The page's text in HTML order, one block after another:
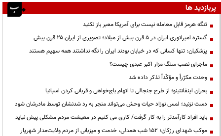
پربازدید ها
تنگه هرمز قابل معامله نیست برای آمریکا معبر باز نکنید
گستره امپراتوری ایران در ۵ قرن پیش از میلاد؛ تصویری از ایران ۲۵ قرن پیش
پزشکیان: تنها کسانی که در خیابان بودند ایران را نگه نداشتند همه سهیم هستند
ماجرای نصب سنگ مزار اکبر عبدی چیست؟
وحدت مکرّراً و مؤکّداً تذکر داده شد
بحران اینفانتینو؛ از طرح جنجالی تا اتهام باج‌خواهی و قربانی کردن اسپانیا
دست نزنید؛ لمس نوزاد حیات وحش می‌تواند منجر به رد شدنشان توسط مادرشان شود
باید افراد کارآمدتر را به کار گرفت/ کاری می کنیم در معیشت مردم مشکلی پیش نیاید
موکب شهدای رزکان؛ ۱۵۲ شب همدلی، خدمت و میزبانی از مردم ولایت‌مدار شهریار